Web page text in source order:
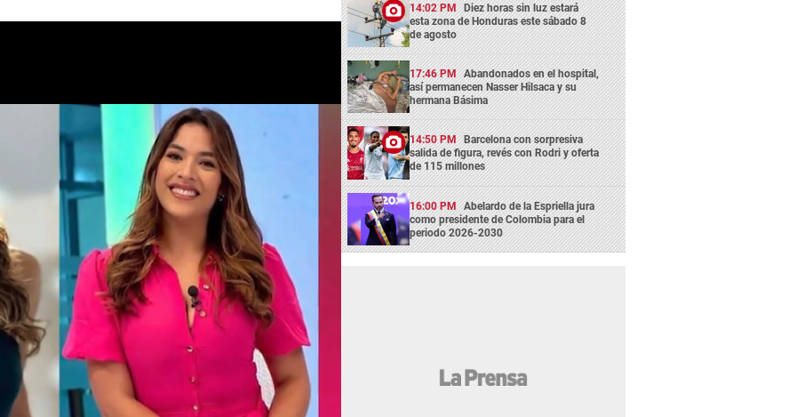
14:02 PM Diez horas sin luz estará
esta zona de Honduras este sábado 8
de agosto
17:46 PM Abandonados en el hospital,
así permanecen Nasser Hilsaca y su
hermana Básima
14:50 PM Barcelona con sorpresiva
salida de figura, revés con Rodri y oferta
de 115 millones
16:00 PM Abelardo de la Espriella jura
como presidente de Colombia para el
periodo 2026-2030